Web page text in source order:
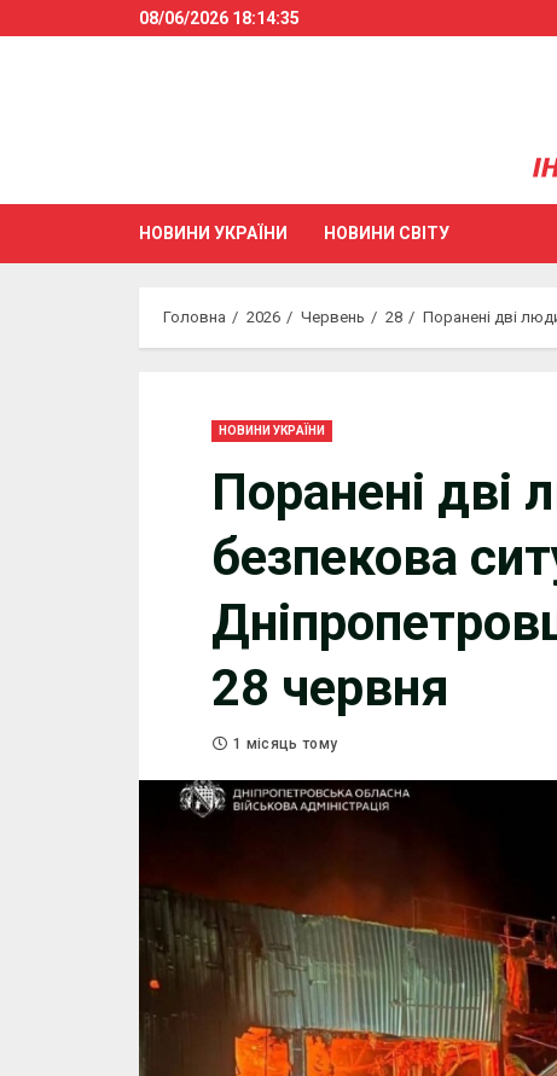
to
08/06/2026 18:14:36
НОВИНИ УКРАЇНИ НОВИНИ СВІТУ
Головна 2026 Червень 28 Поранені дві
НОВИНИ УКРАЇНИ
Поранені дві
безпекова
28 червня
1 місяць тому